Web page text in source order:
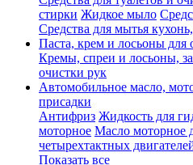
стирки Жидкое мыло
Средства для мытья
Паста, крем и лосьоны для
Кремы, спреи и лосьоны,
очистки рук
Автомобильное масло,
присадки
Антифриз Жидкость для
моторное Масло моторное
четырехтактных
Показать все